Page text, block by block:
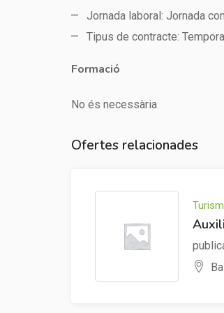
Jornada laboral: Jornada
Tipus de contracte:
Formació
No és necessària
Ofertes relacionades